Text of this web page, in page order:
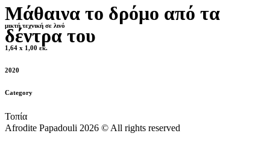
Μάθαινα το δρόμο από τα
δέντρα του
μικτή τεχνική σε λινό
1,64 x 1,00 εκ.
2020
Category
Τοπία
Afrodite Papadouli 2026 © All rights reserved